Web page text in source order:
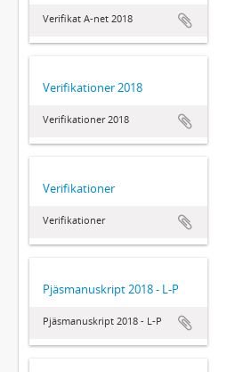
Verifikat A-net 2018
Verifikationer 2018
Verifikationer 2018
Verifikationer
Verifikationer
Pjäsmanuskript 2018 - L-P
Pjäsmanuskript 2018 - L-P